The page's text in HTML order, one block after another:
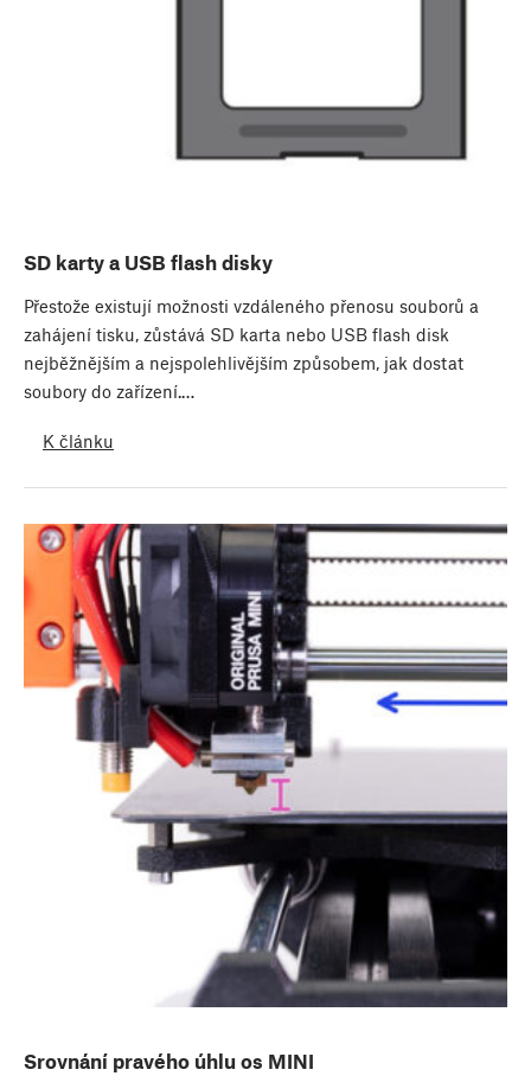
SD karty a USB flash disky
Přestože existují možnosti vzdáleného přenosu souborů a
zahájení tisku, zůstává SD karta nebo USB flash disk
nejběžnějším a nejspolehlivějším způsobem, jak dostat
soubory do zařízení.…
K článku
Srovnání pravého úhlu os MINI